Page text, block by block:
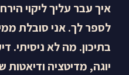
איך עבר עליך ליקוי
לספר לך. אני סובלת
בתיכון. מה לא ניסיתי.
יוגה, מדיטציה